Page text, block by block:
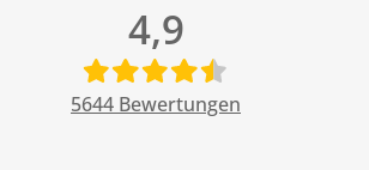
4,9
5644 Bewertungen